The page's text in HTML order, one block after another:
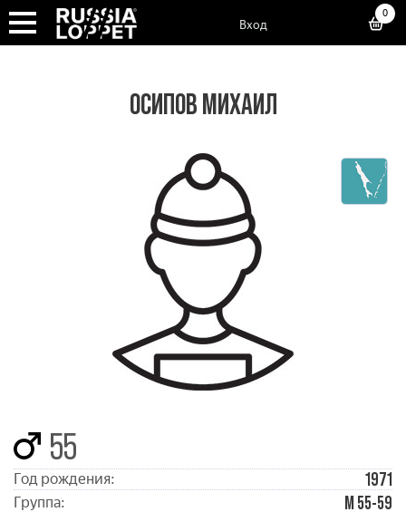
Вход
0
ОСИПОВ МИХАИЛ
55
Год рождения: 1971
Группа: М 55-59